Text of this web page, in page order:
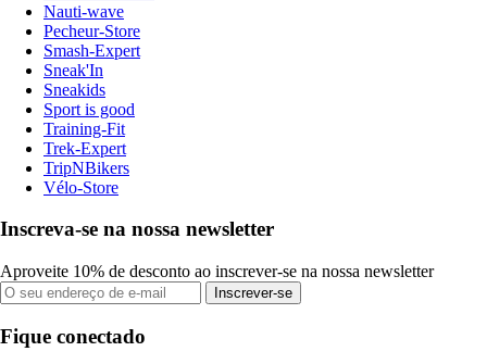
Nauti-wave
Pecheur-Store
Smash-Expert
Sneak'In
Sneakids
Sport is good
Training-Fit
Trek-Expert
TripNBikers
Vélo-Store
Inscreva-se na nossa newsletter
Aproveite 10% de desconto ao inscrever-se na nossa newsletter
Inscrever-se
Fique conectado